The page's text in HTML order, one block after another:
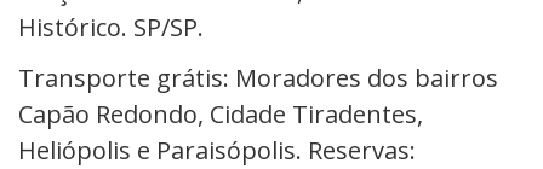
Histórico. SP/SP.
Transporte grátis: Moradores dos bairros
Capão Redondo, Cidade Tiradentes,
Heliópolis e Paraisópolis. Reservas: